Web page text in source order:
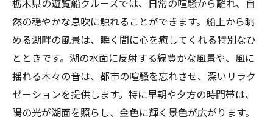
冬の魅力
四季を通じて変化する湖面の美しさ
季節ごとの魅力を満喫する船旅
春夏秋冬の景色が織りなすパノラマ
年間を通じて楽しめる自然の彩り
四季折々の風景に心癒される瞬間
然の穏やかな息吹に触れることができます。船上から眺
める湖畔の風景は、瞬く間に心を癒してくれる特別なひ
とときです。湖の水面に反射する緑豊かな風景や、風に
揺れる木々の音は、都市の喧騒を忘れさせ、深いリラク
ゼーションを提供します。特に早朝や夕方の時間帯は、
陽の光が湖面を照らし、金色に輝く景色が広がります。